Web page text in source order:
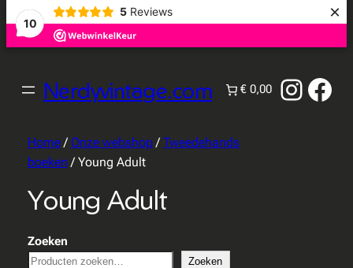
10
5 Reviews ×
Nerdyvintage.com € 0,00
Home/ Onze webshop/ Tweedehands
boeken / Young Adult
Young Adult
Zoeken
Zoeken